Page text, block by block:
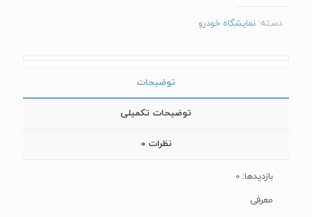
دسته: نمایشگاه خودرو
توضیحات
توضیحات تکمیلی
نظرات 0
بازدیدها: 0
معرفی